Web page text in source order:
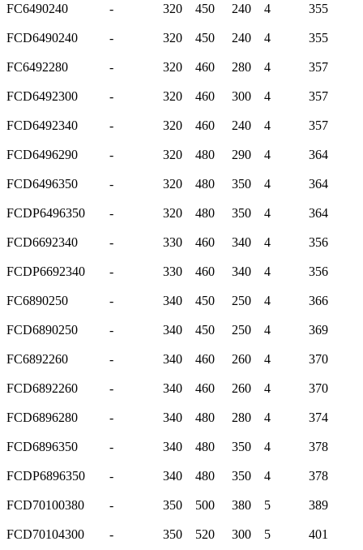
FC6490240 - 320 450 240 4 355
FCD6490240 - 320 450 240 4 355
FC6492280 - 320 460 280 4 357
FCD6492300 - 320 460 300 4 357
FCD6492340 - 320 460 240 4 357
FCD6496290 - 320 480 290 4 364
FCD6496350 - 320 480 350 4 364
FCDP6496350 - 320 480 350 4 364
FCD6692340 - 330 460 340 4 356
FCDP6692340 - 330 460 340 4 356
FC6890250 - 340 450 250 4 366
FCD6890250 - 340 450 250 4 369
FC6892260 - 340 460 260 4 370
FCD6892260 - 340 460 260 4 370
FCD6896280 - 340 480 280 4 374
FCD6896350 - 340 480 350 4 378
FCDP6896350 - 340 480 350 4 378
FCD70100380 - 350 500 380 5 389
FCD70104300 - 350 520 300 5 401